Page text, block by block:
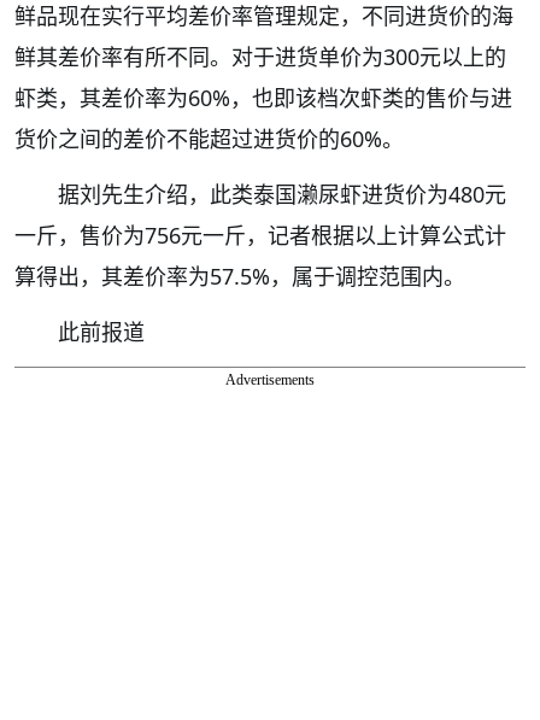
鲜品现在实行平均差价率管理规定，不同进货价的海
鲜其差价率有所不同。对于进货单价为300元以上的
虾类，其差价率为60%，也即该档次虾类的售价与进
货价之间的差价不能超过进货价的60%。
据刘先生介绍，此类泰国濑尿虾进货价为480元
一斤，售价为756元一斤，记者根据以上计算公式计
算得出，其差价率为57.5%，属于调控范围内。
此前报道
Advertisements